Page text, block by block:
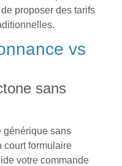
proposer des tarifs
vs
sans
générique sans
court formulaire
votre commande